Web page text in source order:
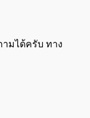
มได้ครับ ทาง